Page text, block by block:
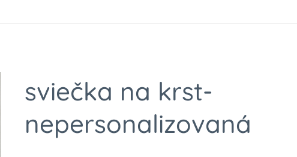
sviečka na krst-
nepersonalizovaná